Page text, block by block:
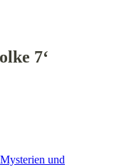
7‘
Mysterien und